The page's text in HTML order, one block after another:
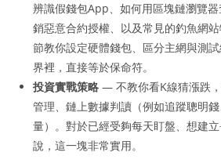
辨識假錢包App、如何用區塊鏈瀏覽
銷惡意合約授權、以及常見的釣魚網
節教你設定硬體錢包、區分主網與測
界裡，直接等於保命符。
投資實戰策略 — 不教你看K線猜漲跌
管理、鏈上數據判讀（例如追蹤聰明
量）。對於已經受夠每天盯盤、想建
說，這一塊非常實用。